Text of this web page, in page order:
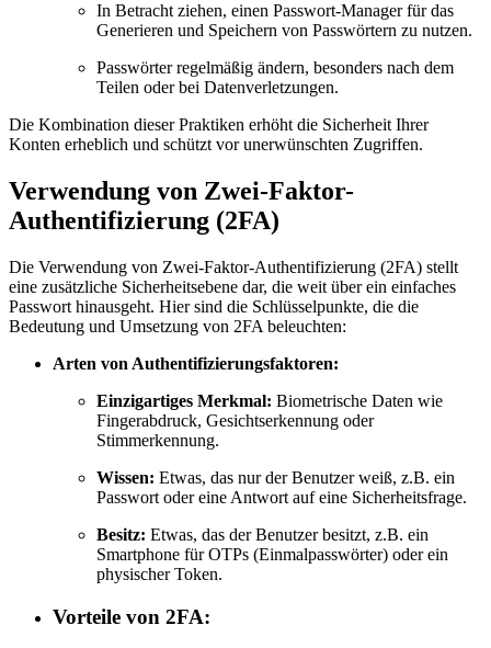
In Betracht ziehen, einen Passwort-Manager für das
Generieren und Speichern von Passwörtern zu nutzen.
Passwörter regelmäßig ändern, besonders nach dem
Teilen oder bei Datenverletzungen.
Die Kombination dieser Praktiken erhöht die Sicherheit Ihrer
Konten erheblich und schützt vor unerwünschten Zugriffen.
Verwendung von Zwei-Faktor-
Authentifizierung (2FA)
Die Verwendung von Zwei-Faktor-Authentifizierung (2FA) stellt
eine zusätzliche Sicherheitsebene dar, die weit über ein einfaches
Passwort hinausgeht. Hier sind die Schlüsselpunkte, die die
Bedeutung und Umsetzung von 2FA beleuchten:
Arten von Authentifizierungsfaktoren:
Einzigartiges Merkmal: Biometrische Daten wie
Fingerabdruck, Gesichtserkennung oder
Stimmerkennung.
Wissen: Etwas, das nur der Benutzer weiß, z.B. ein
Passwort oder eine Antwort auf eine Sicherheitsfrage.
Besitz: Etwas, das der Benutzer besitzt, z.B. ein
Smartphone für OTPs (Einmalpasswörter) oder ein
physischer Token.
Vorteile von 2FA: